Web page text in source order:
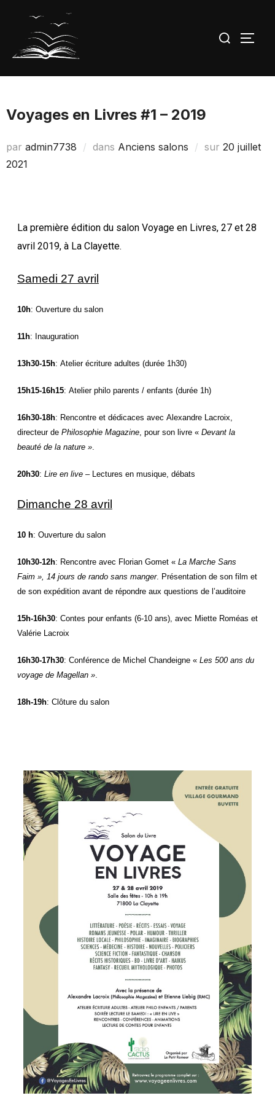
Voyages en Livres #1 – 2019
par admin7738 dans Anciens salons sur 20 juillet
2021
La première édition du salon Voyage en Livres, 27 et 28
avril 2019, à La Clayette.
Samedi 27 avril
10h: Ouverture du salon
11h: Inauguration
13h30-15h: Atelier écriture adultes (durée 1h30)
15h15-16h15: Atelier philo parents / enfants (durée 1h)
16h30-18h: Rencontre et dédicaces avec Alexandre Lacroix,
directeur de Philosophie Magazine, pour son livre « Devant la
beauté de la nature ».
20h30: Lire en live– Lectures en musique, débats
Dimanche 28 avril
10 h: Ouverture du salon
10h30-12h: Rencontre avec Florian Gomet « La Marche Sans
Faim », 14 jours de rando sans manger. Présentation de son film et
de son expédition avant de répondre aux questions de l’auditoire
15h-16h30: Contes pour enfants (6-10 ans), avec Miette Roméas et
Valérie Lacroix
16h30-17h30: Conférence de Michel Chandeigne « Les 500 ans du
voyage de Magellan ».
18h-19h: Clôture du salon